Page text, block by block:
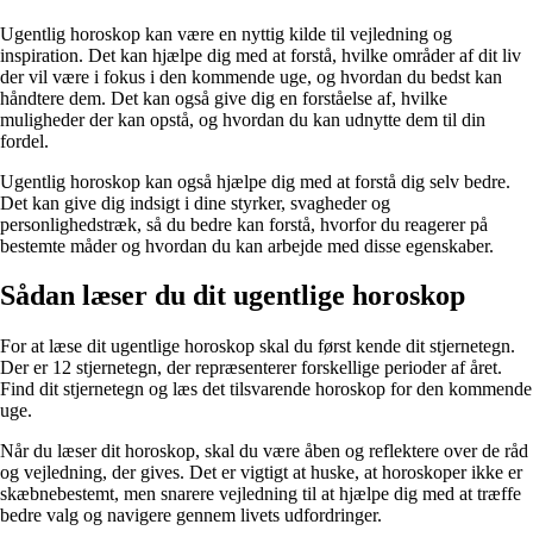
Ugentlig horoskop kan være en nyttig kilde til vejledning og
inspiration. Det kan hjælpe dig med at forstå, hvilke områder af dit liv
der vil være i fokus i den kommende uge, og hvordan du bedst kan
håndtere dem. Det kan også give dig en forståelse af, hvilke
muligheder der kan opstå, og hvordan du kan udnytte dem til din
fordel.
Ugentlig horoskop kan også hjælpe dig med at forstå dig selv bedre.
Det kan give dig indsigt i dine styrker, svagheder og
personlighedstræk, så du bedre kan forstå, hvorfor du reagerer på
bestemte måder og hvordan du kan arbejde med disse egenskaber.
Sådan læser du dit ugentlige horoskop
For at læse dit ugentlige horoskop skal du først kende dit stjernetegn.
Der er 12 stjernetegn, der repræsenterer forskellige perioder af året.
Find dit stjernetegn og læs det tilsvarende horoskop for den kommende
uge.
Når du læser dit horoskop, skal du være åben og reflektere over de råd
og vejledning, der gives. Det er vigtigt at huske, at horoskoper ikke er
skæbnebestemt, men snarere vejledning til at hjælpe dig med at træffe
bedre valg og navigere gennem livets udfordringer.